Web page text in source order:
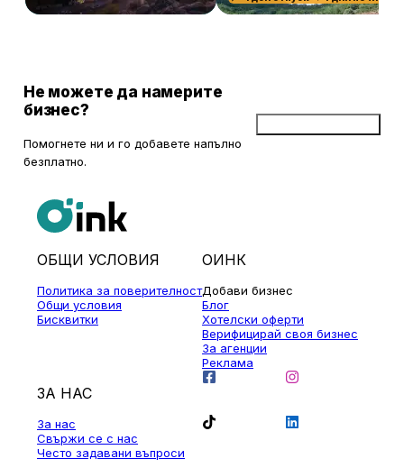
Не можете да намерите
бизнес?
Помогнете ни и го добавете напълно
безплатно.
ОБЩИ УСЛОВИЯ
Политика за поверителност
Общи условия
Бисквитки
ОИНК
Добави бизнес
Блог
Хотелски оферти
Верифицирай своя бизнес
За агенции
Реклама
ЗА НАС
За нас
Свържи се с нас
Често задавани въпроси